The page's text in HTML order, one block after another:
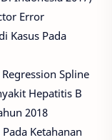
Error
Kasus Pada
Spline
Hepatitis B
2018
Ketahanan